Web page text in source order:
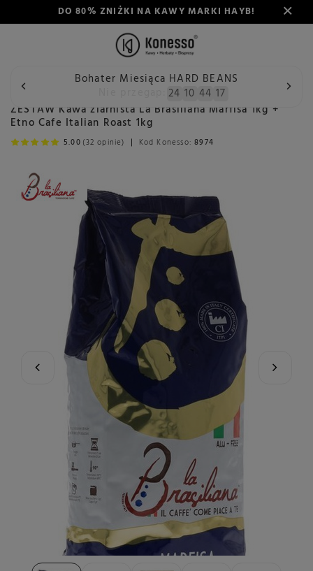
DO 80% ZNIŻKI NA KAWY MARKI HAYB!
Bohater Miesiąca HARD BEANS
24 10 44 17
Wstecz Konesso Kawa Przeznaczenie Do ekspresu
ZESTAW Kawa ziarnista La Brasiliana Marfisa 1kg +
Etno Cafe Italian Roast 1kg
5.00 (32 opinie) Kod Konesso:8974